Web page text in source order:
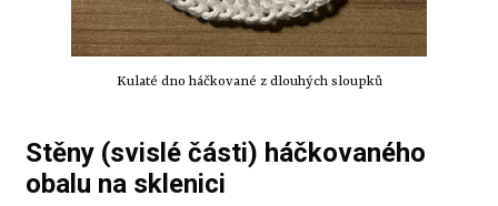
Kulaté dno háčkované z dlouhých sloupků
Stěny (svislé části) háčkovaného
obalu na sklenici